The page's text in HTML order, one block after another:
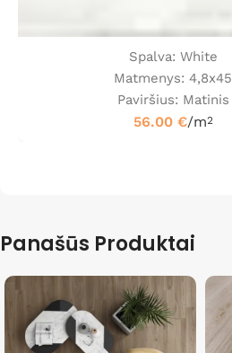
Spalva: White
Matmenys: 4,8x45
Paviršius: Matinis
56.00 €/m2
Panašūs Produktai